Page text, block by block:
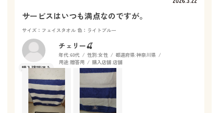
サービスはいつも満点なのですが。
サイズ：フェイスタオル 色：ライトブルー
チェリー🍒
年代:60代 性別:女性 都道府県:神奈川県
用途:贈答用 購入店舗:店舗